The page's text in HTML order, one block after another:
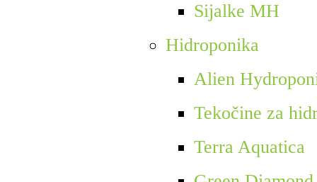
Sijalke MH
Hidroponika
Alien
Tekočine za
Terra Aquatica